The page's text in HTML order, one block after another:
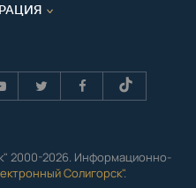
2000-2026. Информационно-
Солигорск".